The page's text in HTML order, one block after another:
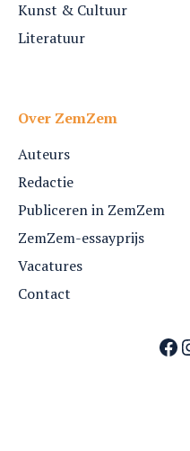
Kunst & Cultuur
Literatuur
Over ZemZem
Auteurs
Redactie
Publiceren in ZemZem
ZemZem-essayprijs
Vacatures
Contact